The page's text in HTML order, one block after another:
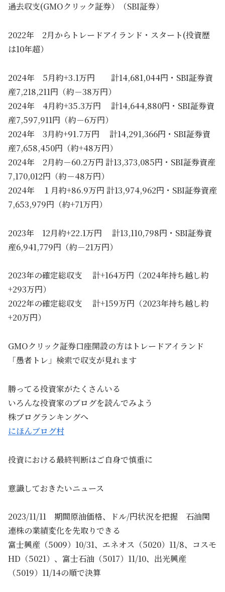
過去収支(GMOクリック証券）（SBI証券）
2022年 2月からトレードアイランド・スタート(投資歴
は10年超）
2024年 5月約+3.1万円 計14,681,044円・SBI証券資
産7,218,211円（約－38万円）
2024年 4月約+35.3万円 計14,644,880円・SBI証券資
産7,597,911円（約－6万円）
2024年 3月約+91.7万円 計14,291,366円・SBI証券資
産7,658,450円（約+48万円）
2024年 2月約－60.2万円 計13,373,085円・SBI証券資産
7,170,012円（約－48万円）
2024年 １月約+86.9万円 計13,974,962円・SBI証券資産
7,653,979円（約+71万円）
2023年 12月約+22.1万円 計13,110,798円・SBI証券資
産6,941,779円（約－21万円）
2023年の確定総収支 計+164万円（2024年持ち越し約
+293万円）
2022年の確定総収支 計+159万円（2023年持ち越し約
+20万円）
GMOクリック証券口座開設の方はトレードアイランド
「愚者トレ」検索で収支が見れます
勝ってる投資家がたくさんいる
いろんな投資家のブログを読んでみよう
株ブログランキングへ
にほんブログ村
投資における最終判断はご自身で慎重に
意識しておきたいニュース
2023/11/11 期間原油価格、ドル/円状況を把握 石油関
連株の業績変化を先取りできる
富士興産（5009）10/31、エネオス（5020）11/8、コスモ
HD（5021）、富士石油（5017）11/10、出光興産
（5019）11/14の順で決算